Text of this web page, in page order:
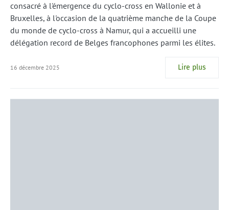
consacré à l'émergence du cyclo-cross en Wallonie et à
Bruxelles, à l'occasion de la quatrième manche de la Coupe
du monde de cyclo-cross à Namur, qui a accueilli une
délégation record de Belges francophones parmi les élites.
16 décembre 2025 Lire plus